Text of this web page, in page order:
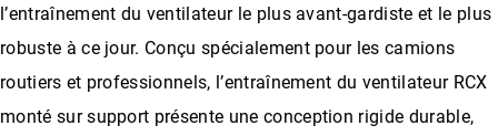
l’entraînement du ventilateur le plus avant-gardiste et le plus
robuste à ce jour. Conçu spécialement pour les camions
routiers et professionnels, l’entraînement du ventilateur RCX
monté sur support présente une conception rigide durable,